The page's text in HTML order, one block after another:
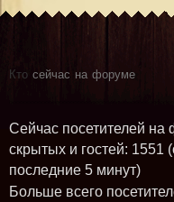
Кто сейчас на форуме
Сейчас посетителей на
скрытых и гостей: 1551
последние 5 минут)
Больше всего